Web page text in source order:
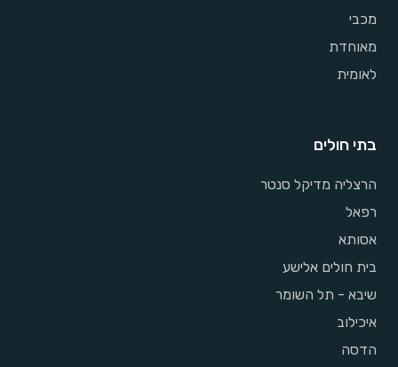
מכבי
מאוחדת
לאומית
בתי חולים
הרצליה מדיקל סנטר
רפאל
אסותא
בית חולים אלישע
שיבא - תל השומר
איכילוב
הדסה